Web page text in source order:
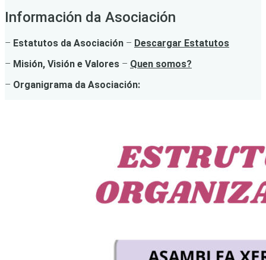
Información da Asociación
– Estatutos da Asociación – Descargar Estatutos
– Misión, Visión e Valores – Quen somos?
– Organigrama da Asociación: